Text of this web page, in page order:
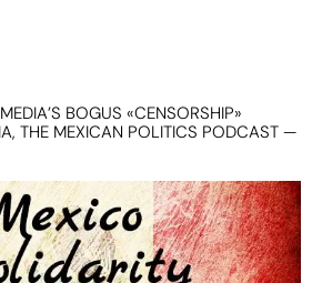
BOGUS «CENSORSHIP»
THE MEXICAN POLITICS PODCAST —